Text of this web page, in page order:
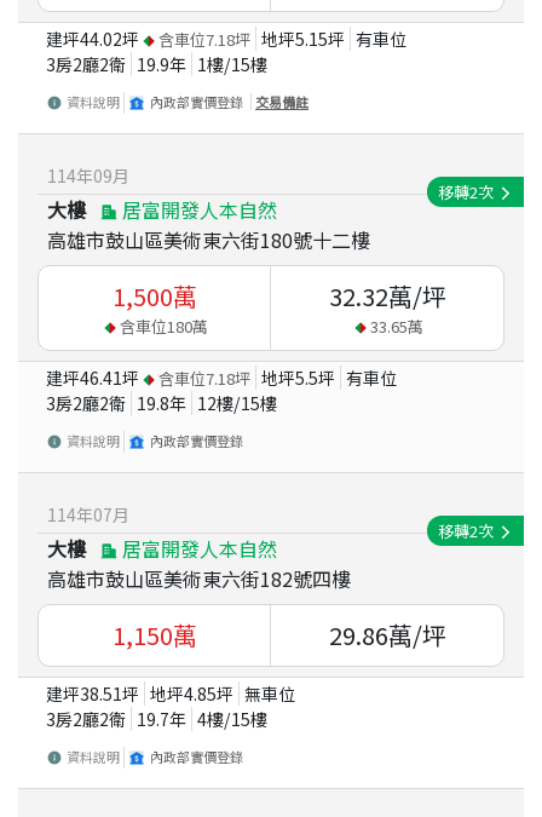
建坪44.02坪 含車位7.18坪 地坪5.15坪 有車位
3房2廳2衛 19.9年 1樓/15樓
資料說明 內政部實價登錄 交易備註
114年09月
大樓
居富開發人本自然
高雄市鼓山區美術東六街180號十二樓
移轉2次
1,500萬
含車位180萬
32.32萬/坪
33.65萬
建坪46.41坪 含車位7.18坪 地坪5.5坪 有車位
3房2廳2衛 19.8年 12樓/15樓
資料說明 內政部實價登錄
114年07月
大樓
居富開發人本自然
高雄市鼓山區美術東六街182號四樓
移轉2次
1,150萬 29.86萬/坪
建坪38.51坪 地坪4.85坪 無車位
3房2廳2衛 19.7年 4樓/15樓
資料說明 內政部實價登錄